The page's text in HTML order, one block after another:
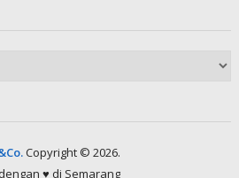
Copyright © 2026.
♥ di Semarang